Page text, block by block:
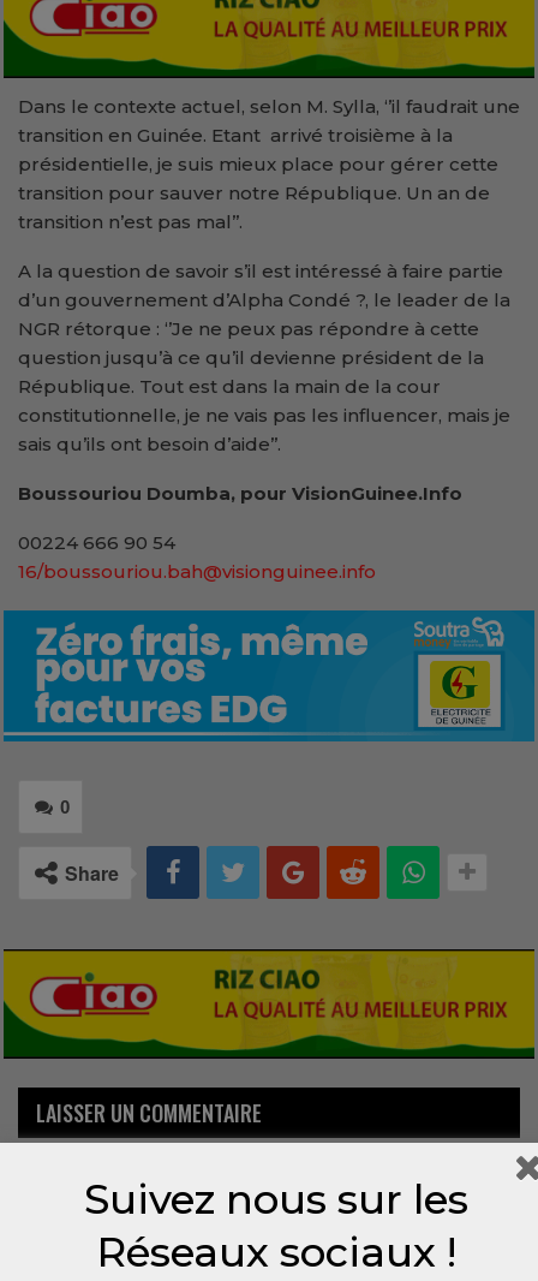
Dans le contexte actuel, selon M. Sylla, ‘’il faudrait une
transition en Guinée. Etant arrivé troisième à la
présidentielle, je suis mieux place pour gérer cette
transition pour sauver notre République. Un an de
transition n’est pas mal’’.
A la question de savoir s’il est intéressé à faire partie
d’un gouvernement d’Alpha Condé ?, le leader de la
NGR rétorque : ‘’Je ne peux pas répondre à cette
question jusqu’à ce qu’il devienne président de la
République. Tout est dans la main de la cour
constitutionnelle, je ne vais pas les influencer, mais je
sais qu’ils ont besoin d’aide’’.
Boussouriou Doumba, pour VisionGuinee.Info
00224 666 90 54
16/boussouriou.bah@visionguinee.info
0
Share
LAISSER UN COMMENTAIRE
Suivez nous sur les
Réseaux sociaux !